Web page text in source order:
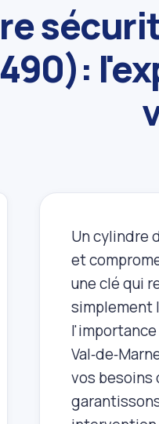
Un cylindre
et
une clé qui
simplement
vos besoins